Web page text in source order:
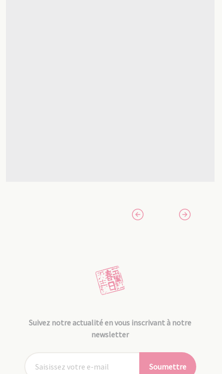
Suivez notre actualité en vous inscrivant à notre
newsletter
Soumettre